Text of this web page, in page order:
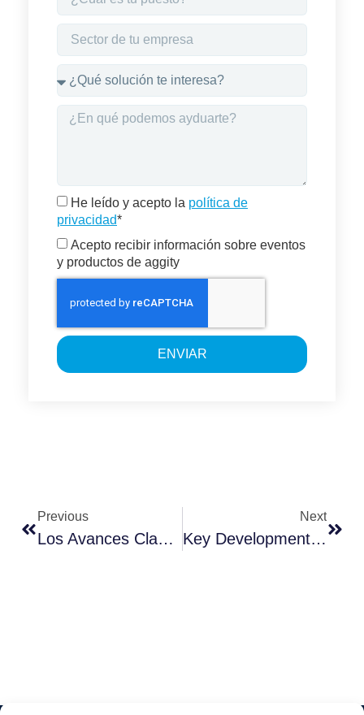
He leído y acepto la política de
privacidad*
Acepto recibir información sobre eventos
y productos de aggity
ENVIAR
Previous
Los Avances Clave En La Innovación Verde
Next
Key Developments In Green Innovation